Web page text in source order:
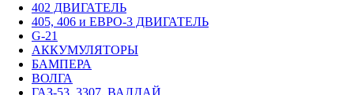
402 ДВИГАТЕЛЬ
405, 406 и ЕВРО-3 ДВИГАТЕЛЬ
G-21
АККУМУЛЯТОРЫ
БАМПЕРА
ВОЛГА
ГАЗ-53, 3307, ВАЛДАЙ